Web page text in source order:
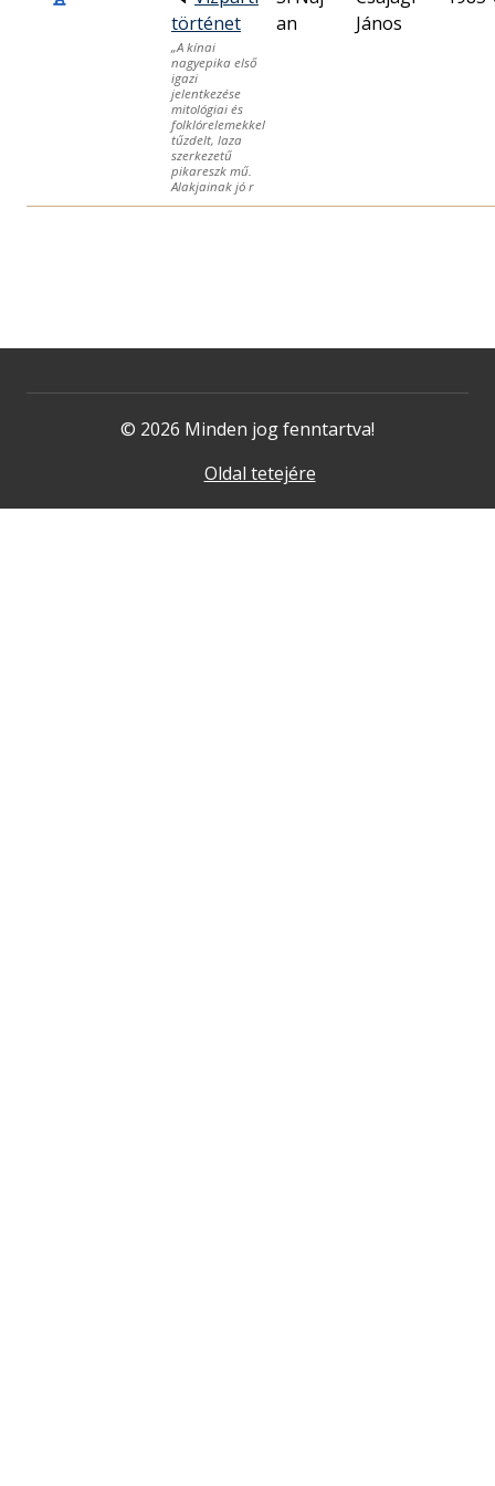
történet
„A kínai
nagyepika első
igazi
jelentkezése
mitológiai és
folklórelemekkel
tűzdelt, laza
szerkezetű
pikareszk mű.
Alakjainak jó r
an
János
© 2026 Minden jog fenntartva!
Oldal tetejére